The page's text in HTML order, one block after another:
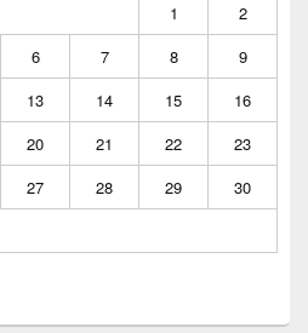
1
2
6 7 8
9
13 14 15
16
20 21 22
23
27 28 29
30